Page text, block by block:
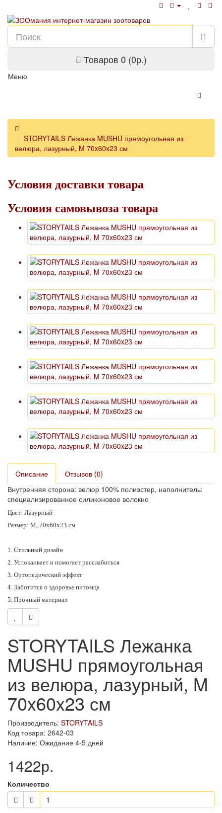
Товаров 0 (0р.)
Меню
STORYTAILS Лежанка MUSHU прямоугольная из
велюра, лазурный, M 70x60x23 см
Условия доставки товара
Условия самовывоза товара
Описание
Отзывов (0)
Внутренняя сторона: велюр 100% полиэстер, наполнитель:
специализированное силиконовое волокно
Цвет: Лазурный
Размер: M, 70x60x23 см
1. Стильный дизайн
2. Успокаивает и помогает расслабиться
3. Ортопедический эффект
4. Заботится о здоровье питомца
5. Прочный материал
STORYTAILS Лежанка
MUSHU прямоугольная
из велюра, лазурный, M
70x60x23 см
Производитель: STORYTAILS
Код товара: 2642-03
Наличие: Ожидание 4-5 дней
1422р.
Количество